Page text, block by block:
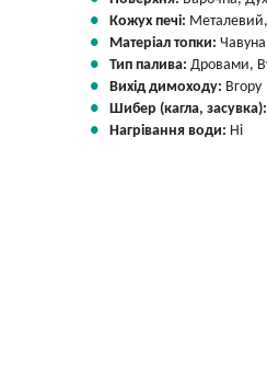
Кожух печі:
Матеріал топки:
Тип палива: Дровами,
Вихід димоходу: Вгору
Шибер (кагла,
Нагрівання води: Ні